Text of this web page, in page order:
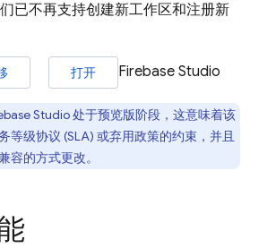
已不再支持创建新工作区和注册新
打开 Firebase Studio
Studio处于预览版阶段，这意味着该
等级协议 (SLA) 或弃用政策的约束，并且
容的方式更改。